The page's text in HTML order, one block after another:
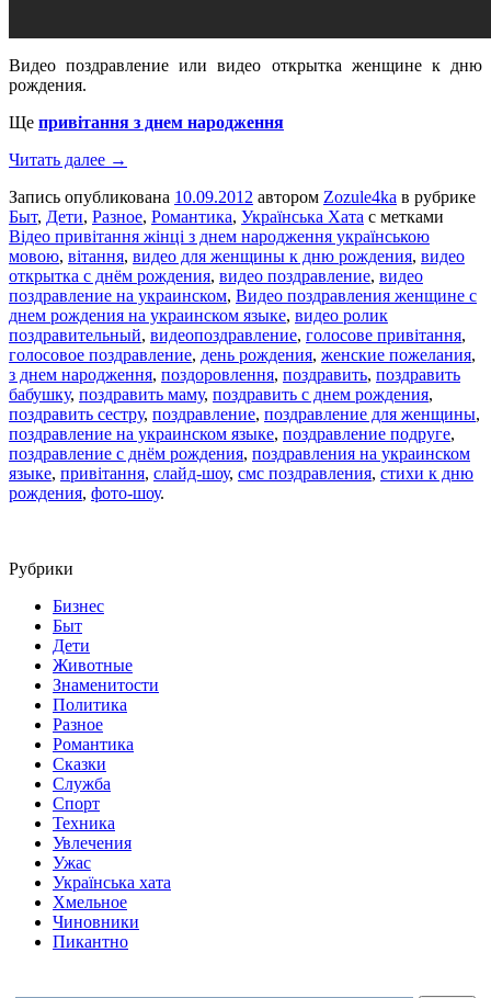
Видео поздравление или видео открытка женщине к дню
рождения.
Ще привітання з днем народження
Читать далее →
Запись опубликована 10.09.2012 автором Zozule4ka в рубрике
Быт, Дети, Разное, Романтика, Українська Хата с метками
Відео привітання жінці з днем народження українською
мовою, вітання, видео для женщины к дню рождения, видео
открытка с днём рождения, видео поздравление, видео
поздравление на украинском, Видео поздравления женщине с
днем рождения на украинском языке, видео ролик
поздравительный, видеопоздравление, голосове привітання,
голосовое поздравление, день рождения, женские пожелания,
з днем народження, поздоровлення, поздравить, поздравить
бабушку, поздравить маму, поздравить с днем рождения,
поздравить сестру, поздравление, поздравление для женщины,
поздравление на украинском языке, поздравление подруге,
поздравление с днём рождения, поздравления на украинском
языке, привітання, слайд-шоу, смс поздравления, стихи к дню
рождения, фото-шоу.
Рубрики
Бизнес
Быт
Дети
Животные
Знаменитости
Политика
Разное
Романтика
Сказки
Служба
Спорт
Техника
Увлечения
Ужас
Українська хата
Хмельное
Чиновники
Пикантно